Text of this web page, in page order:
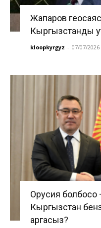
Жапаров
Кыргызстанды
kloopkyrgyz - 07/07/2026
Орусия
Кыргызстан
аргасыз?